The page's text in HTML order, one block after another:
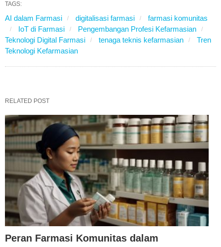
TAGS:
AI dalam Farmasi digitalisasi farmasi
farmasi komunitas
IoT di Farmasi
Pengembangan Profesi Kefarmasian
Teknologi Digital Farmasi
tenaga teknis kefarmasian
Tren
Teknologi Kefarmasian
RELATED POST
Peran Farmasi Komunitas dalam